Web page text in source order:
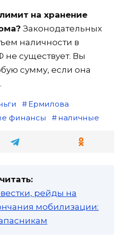
на хранение
Законодательных
наличности в
не существует. Вы
сумму, если она
Ермилова
финансы наличные
рейды на
мобилизации: